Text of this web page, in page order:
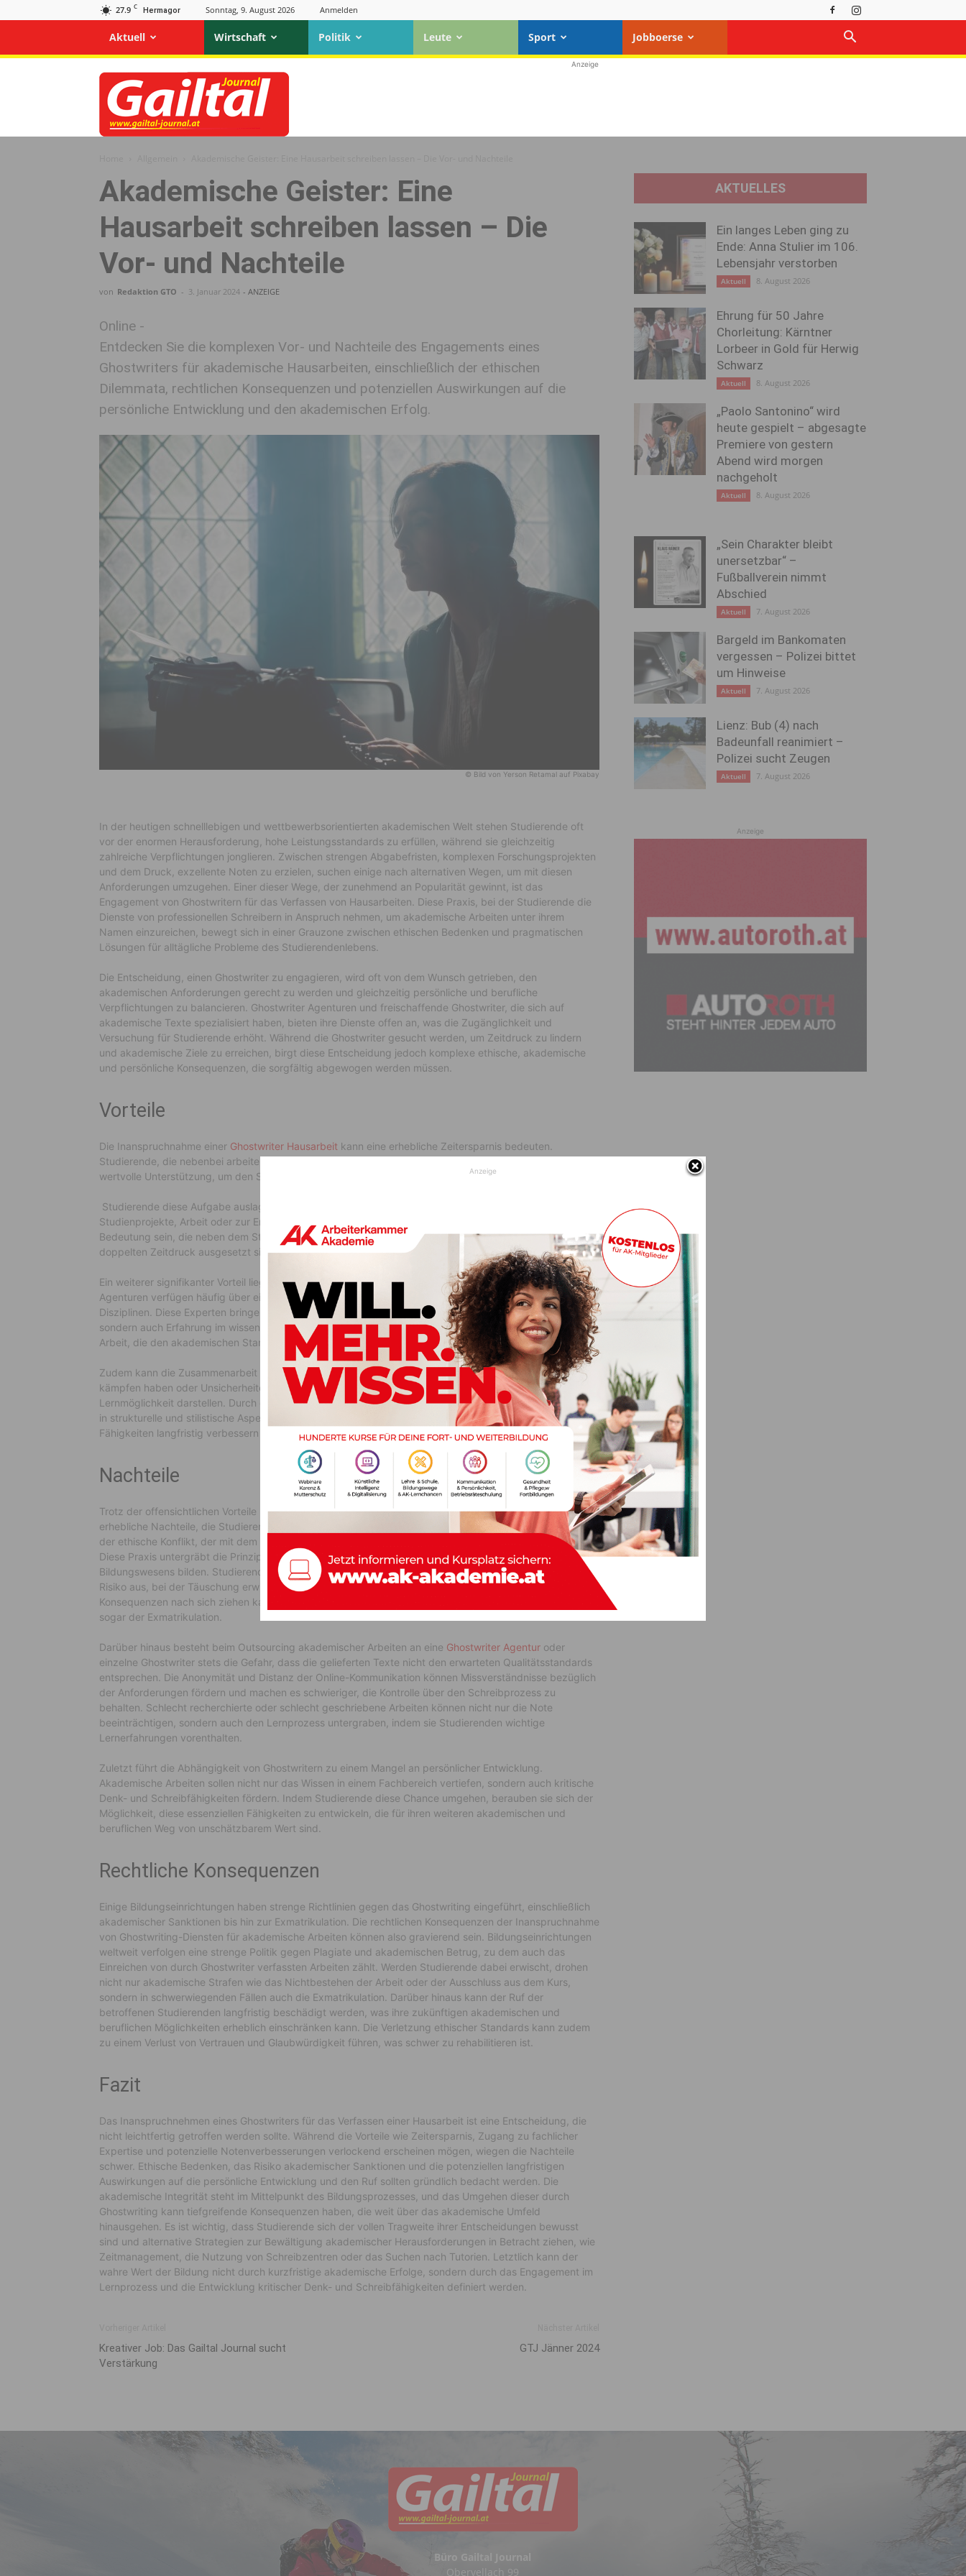
27.9 C Hermagor Sonntag, 9. August 2026 Anmelden
Aktuell Wirtschaft Politik Leute Sport Jobboerse
Gailtal
Journal
Anzeige
Akademische Geister: Eine
Hausarbeit schreiben lassen – Die
Vor- und Nachteile
von Redaktion GTO - 3. Januar 2024 - ANZEIGE
Online -
Entdecken Sie die komplexen Vor- und Nachteile des Engagements eines
Ghostwriters für akademische Hausarbeiten, einschließlich der ethischen
Dilemmata, rechtlichen Konsequenzen und potenziellen Auswirkungen auf die
persönliche Entwicklung und den akademischen Erfolg.
© Bild von Yerson Retamal auf Pixabay
In der heutigen schnelllebigen und wettbewerbsorientierten akademischen Welt stehen Studierende oft
vor der enormen Herausforderung, hohe Leistungsstandards zu erfüllen, während sie gleichzeitig
zahlreiche Verpflichtungen jonglieren. Zwischen strengen Abgabefristen, komplexen Forschungsprojekten
und dem Druck, exzellente Noten zu erzielen, suchen einige nach alternativen Wegen, um mit diesen
Anforderungen umzugehen. Einer dieser Wege, der zunehmend an Popularität gewinnt, ist das
Engagement von Ghostwritern für das Verfassen von Hausarbeiten. Diese Praxis, bei der Studierende die
Dienste von professionellen Schreibern in Anspruch nehmen, um akademische Arbeiten unter ihrem
Namen einzureichen, bewegt sich in einer Grauzone zwischen ethischen Bedenken und pragmatischen
Lösungen für alltägliche Probleme des Studierendenlebens.
Die Entscheidung, einen Ghostwriter zu engagieren, wird oft von dem Wunsch getrieben, den
akademischen Anforderungen gerecht zu werden und gleichzeitig persönliche und berufliche
Verpflichtungen zu balancieren. Ghostwriter Agenturen und freischaffende Ghostwriter, die sich auf
akademische Texte spezialisiert haben, bieten ihre Dienste offen an, was die Zugänglichkeit und
Versuchung für Studierende erhöht. Während die Ghostwriter gesucht werden, um Zeitdruck zu lindern
und akademische Ziele zu erreichen, birgt diese Entscheidung jedoch komplexe ethische, akademische
und persönliche Konsequenzen, die sorgfältig abgewogen werden müssen.
Vorteile
Die Inanspruchnahme einer Ghostwriter Hausarbeit kann eine erhebliche Zeitersparnis bedeuten.
Studierende, die nebenbei arbeiten oder familiäre Verpflichtungen haben, finden in Ghostwritern eine
wertvolle Unterstützung, um den Spagat zwischen Studium und privaten Herausforderungen zu meistern.
Studierende diese Aufgabe auslagern, gewinnen sie wertvolle Stunden zurück, die sie für andere
Studienprojekte, Arbeit oder zur Erholung nutzen können. Dies kann besonders für diejenigen von
Bedeutung sein, die neben dem Studium arbeiten oder familiäre Verpflichtungen haben und somit einem
doppelten Zeitdruck ausgesetzt sind.
Ein weiterer signifikanter Vorteil liegt in der fachlichen Expertise, die Ghostwriter mitbringen. Ghostwriter-
Agenturen verfügen häufig über ein breites Spektrum an Spezialisten in verschiedenen akademischen
Disziplinen. Diese Experten bringen nicht nur ihr umfassendes Wissen in das jeweilige Fachgebiet ein,
sondern auch Erfahrung im wissenschaftlichen Schreiben. Das Ergebnis ist eine qualitativ hochwertige
Arbeit, die den akademischen Standards entspricht und potenziell zu besseren Noten führen kann.
Zudem kann die Zusammenarbeit mit einem Ghostwriter für Studierende, die mit sprachlichen Barrieren zu
kämpfen haben oder Unsicherheiten im wissenschaftlichen Schreiben aufweisen, eine wertvolle
Lernmöglichkeit darstellen. Durch die Analyse der vom Ghostwriter gelieferten Arbeit können sie Einblicke
in strukturelle und stilistische Aspekte des akademischen Schreibens gewinnen, was ihre eigenen
Fähigkeiten langfristig verbessern kann.
Nachteile
Trotz der offensichtlichen Vorteile birgt das Engagement eines Ghostwriters für Hausarbeiten auch
erhebliche Nachteile, die Studierende sorgfältig abwägen sollten. Einer der gravierendsten Nachteile ist
der ethische Konflikt, der mit dem Einreichen einer von jemand anderem verfassten Arbeit verbunden ist.
Diese Praxis untergräbt die Prinzipien der akademischen Integrität und Ehrlichkeit, die den Kern des
Bildungswesens bilden. Studierende, die Ghostwriting-Dienste in Anspruch nehmen, setzen sich dem
Risiko aus, bei der Täuschung erwischt zu werden, was schwerwiegende akademische und persönliche
Konsequenzen nach sich ziehen kann, einschließlich des Verlusts von Stipendien, der Aussetzung oder
sogar der Exmatrikulation.
Darüber hinaus besteht beim Outsourcing akademischer Arbeiten an eine Ghostwriter Agentur oder
einzelne Ghostwriter stets die Gefahr, dass die gelieferten Texte nicht den erwarteten Qualitätsstandards
entsprechen. Die Anonymität und Distanz der Online-Kommunikation können Missverständnisse bezüglich
der Anforderungen fördern und machen es schwieriger, die Kontrolle über den Schreibprozess zu
behalten. Schlecht recherchierte oder schlecht geschriebene Arbeiten können nicht nur die Note
beeinträchtigen, sondern auch den Lernprozess untergraben, indem sie Studierenden wichtige
Lernerfahrungen vorenthalten.
Zuletzt führt die Abhängigkeit von Ghostwritern zu einem Mangel an persönlicher Entwicklung.
Akademische Arbeiten sollen nicht nur das Wissen in einem Fachbereich vertiefen, sondern auch kritische
Denk- und Schreibfähigkeiten fördern. Indem Studierende diese Chance umgehen, berauben sie sich der
Möglichkeit, diese essenziellen Fähigkeiten zu entwickeln, die für ihren weiteren akademischen und
beruflichen Weg von unschätzbarem Wert sind.
Rechtliche Konsequenzen
Einige Bildungseinrichtungen haben strenge Richtlinien gegen das Ghostwriting eingeführt, einschließlich
akademischer Sanktionen bis hin zur Exmatrikulation. Die rechtlichen Konsequenzen der Inanspruchnahme
von Ghostwriting-Diensten für akademische Arbeiten können also gravierend sein. Bildungseinrichtungen
weltweit verfolgen eine strenge Politik gegen Plagiate und akademischen Betrug, zu dem auch das
Einreichen von durch Ghostwriter verfassten Arbeiten zählt. Werden Studierende dabei erwischt, drohen
nicht nur akademische Strafen wie das Nichtbestehen der Arbeit oder der Ausschluss aus dem Kurs,
sondern in schwerwiegenden Fällen auch die Exmatrikulation. Darüber hinaus kann der Ruf der
betroffenen Studierenden langfristig beschädigt werden, was ihre zukünftigen akademischen und
beruflichen Möglichkeiten erheblich einschränken kann. Die Verletzung ethischer Standards kann zudem
zu einem Verlust von Vertrauen und Glaubwürdigkeit führen, was schwer zu rehabilitieren ist.
Fazit
Das Inanspruchnehmen eines Ghostwriters für das Verfassen einer Hausarbeit ist eine Entscheidung, die
nicht leichtfertig getroffen werden sollte. Während die Vorteile wie Zeitersparnis, Zugang zu fachlicher
Expertise und potenzielle Notenverbesserungen verlockend erscheinen mögen, wiegen die Nachteile
schwer. Ethische Bedenken, das Risiko akademischer Sanktionen und die potenziellen langfristigen
Auswirkungen auf die persönliche Entwicklung und den Ruf sollten gründlich bedacht werden. Die
akademische Integrität steht im Mittelpunkt des Bildungsprozesses, und das Umgehen dieser durch
Ghostwriting kann tiefgreifende Konsequenzen haben, die weit über das akademische Umfeld
hinausgehen. Es ist wichtig, dass Studierende sich der vollen Tragweite ihrer Entscheidungen bewusst
sind und alternative Strategien zur Bewältigung akademischer Herausforderungen in Betracht ziehen, wie
Zeitmanagement, die Nutzung von Schreibzentren oder das Suchen nach Tutorien. Letztlich kann der
wahre Wert der Bildung nicht durch kurzfristige akademische Erfolge, sondern durch das Engagement im
Lernprozess und die Entwicklung kritischer Denk- und Schreibfähigkeiten definiert werden.
Kreativer Job: Das Gailtal Journal sucht
Verstärkung
GTJ Jänner 2024
AKTUELLES
Ein langes Leben ging zu
Ende: Anna Stulier im 106.
Lebensjahr verstorben
Aktuell 8. August 2026
Ehrung für 50 Jahre
Chorleitung: Kärntner
Lorbeer in Gold für Herwig
Schwarz
Aktuell 8. August 2026
„Paolo Santonino“ wird
heute gespielt – abgesagte
Premiere von gestern
Abend wird morgen
nachgeholt
Aktuell 8. August 2026
„Sein Charakter bleibt
unersetzbar“ –
Fußballverein nimmt
Abschied
Aktuell 7. August 2026
Bargeld im Bankomaten
vergessen – Polizei bittet
um Hinweise
Aktuell 7. August 2026
Lienz: Bub (4) nach
Badeunfall reanimiert –
Polizei sucht Zeugen
Aktuell 7. August 2026
Anzeige
Büro Gailtal Journal
Obervellach 99
Anzeige